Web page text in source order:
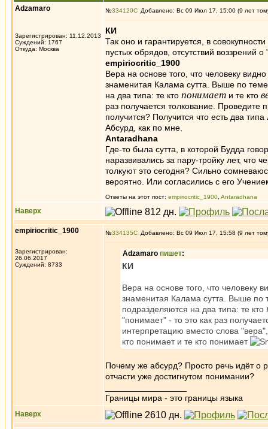
Adzamaro
Зарегистрирован: 11.12.2013
Суждений: 1767
Откуда: Москва
№334120 Добавлено: Вс 09 Июл 17, 15:00 (9 лет
КИ
Так оно и гарантируется, в
пустых обрядов, отсутствий
empiriocritic_1900
Вера на основе того, что человеку
знаменитая Калама сутта. Выше по
на два типа: те кто понимает и те кто
раз получается толкование. Проведите
получится? Получится что есть два
Абсурд, как по мне.
Antaradhana
Где-то была сутта, в которой Будда
наразвивались за пару-тройку лет, что
толкуют это сегодня? Сильно
вероятно. Или согласились с его
Ответы на этот пост: empiriocritic_1900 Antaradhana
Наверх
empiriocritic_1900
Зарегистрирован:
26.06.2017
Суждений: 8733
№334135 Добавлено: Вс 09 Июл 17, 15:58 (9 лет
Adzamaro пишет:
КИ
Вера на основе того, что человеку
знаменитая Калама сутта. Выше по
подразделяются на два типа: те кто
"понимает" - то это как раз
интерпретацию вместо слова
кто понимает и те кто понимает
Почему же абсурд? Просто речь идёт о
отчасти уже достигнутом понимании?
Границы мира - это границы языка
Наверх